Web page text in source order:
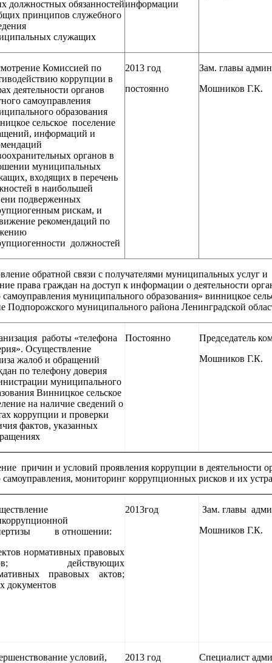
должностных обязанностей
принципов служебного
служащих
информации
Комиссией по
коррупции в
деятельности органов
самоуправления
образования
сельское поселение
информаций и
органов в
муниципальных
входящих в перечень
в наибольшей
подверженных
рискам, и
рекомендаций по
должностей
2013 год
постоянно
Зам. главы
Мошников Г.К.
обратной связи с получателями муниципальных услуг и
права граждан на доступ к информации о деятельности
самоуправления муниципального образования» винницкое
Подпорожского муниципального района Ленинградской
работы «телефона
Осуществление
жалоб и обращений
по телефону доверия
муниципального
Винницкое сельское
на наличие сведений о
коррупции и проверки
фактов, указанных
Постоянно
Председатель
Мошников Г.К.
причин и условий проявления коррупции в деятельности
самоуправления, мониторинг коррупционных рисков и их
в отношении:
нормативных правовых
действующих
правовых актов;
документов
2013год
Зам. главы
Мошников Г.К.
условий,
2013 год Специалист